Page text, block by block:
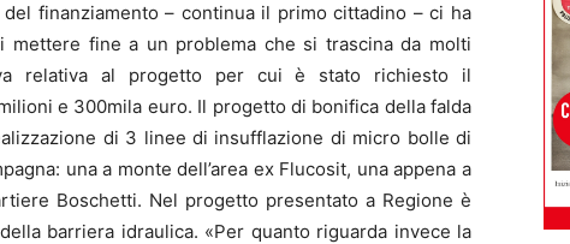
finanziamento – continua il primo cittadino – ci ha
fine a un problema che si trascina da molti
relativa al progetto per cui è stato richiesto il
e 300mila euro. Il progetto di bonifica della falda
di 3 linee di insufflazione di micro bolle di
una a monte dell’area ex Flucosit, una appena a
Boschetti. Nel progetto presentato a Regione è
barriera idraulica. «Per quanto riguarda invece la